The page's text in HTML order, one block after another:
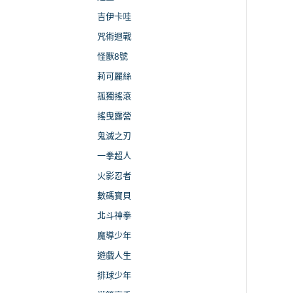
吉伊卡哇
咒術迴戰
怪獸8號
莉可麗絲
孤獨搖滾
搖曳露營
鬼滅之刃
一拳超人
火影忍者
數碼寶貝
北斗神拳
魔導少年
遊戲人生
排球少年